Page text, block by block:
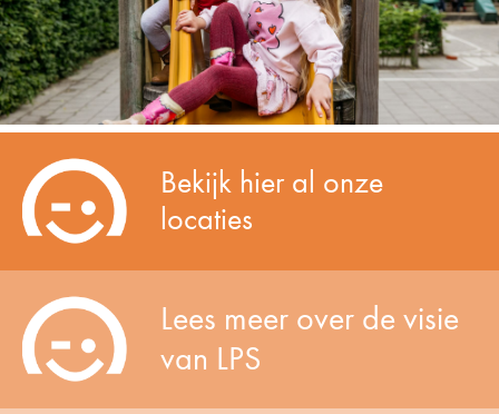
Bekijk hier al onze
locaties
Lees meer over de visie
van LPS